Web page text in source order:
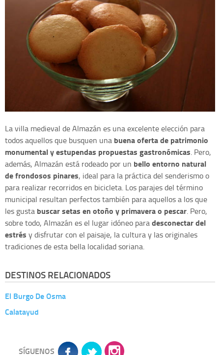
La villa medieval de Almazán es una excelente elección para
todos aquellos que busquen una buena oferta de patrimonio
monumental y estupendas propuestas gastronómicas. Pero,
además, Almazán está rodeado por un bello entorno natural
de frondosos pinares, ideal para la práctica del senderismo o
para realizar recorridos en bicicleta. Los parajes del término
municipal resultan perfectos también para aquellos a los que
les gusta buscar setas en otoño y primavera o pescar. Pero,
sobre todo, Almazán es el lugar idóneo paradesconectar del
estrés y disfrutar con el paisaje, la cultura y las originales
tradiciones de esta bella localidad soriana.
DESTINOS RELACIONADOS
El Burgo De Osma
Calatayud
SÍGUENOS